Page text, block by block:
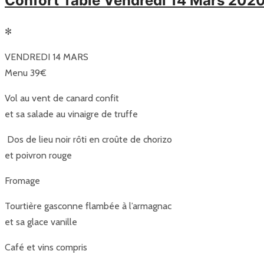
✻
VENDREDI 14 MARS
Menu 39€
Vol au vent de canard confit
et sa salade au vinaigre de truffe
Dos de lieu noir rôti en croûte de chorizo
et poivron rouge
Fromage
Tourtière gasconne flambée à l’armagnac
et sa glace vanille
Café et vins compris